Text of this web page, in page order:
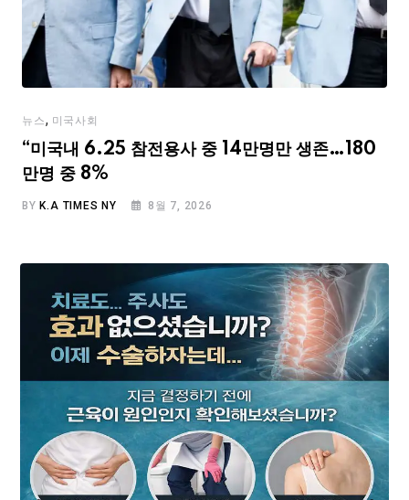
뉴스, 미국사회
“미국내 6.25 참전용사 중 14만명만 생존…180
만명 중 8%
BY K.A TIMES NY 8월 7, 2026